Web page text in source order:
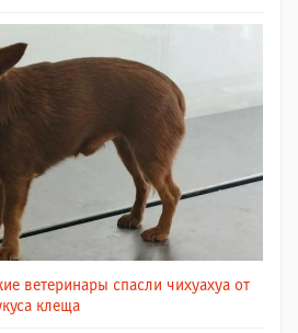
ветеринары спасли чихуахуа от
клеща